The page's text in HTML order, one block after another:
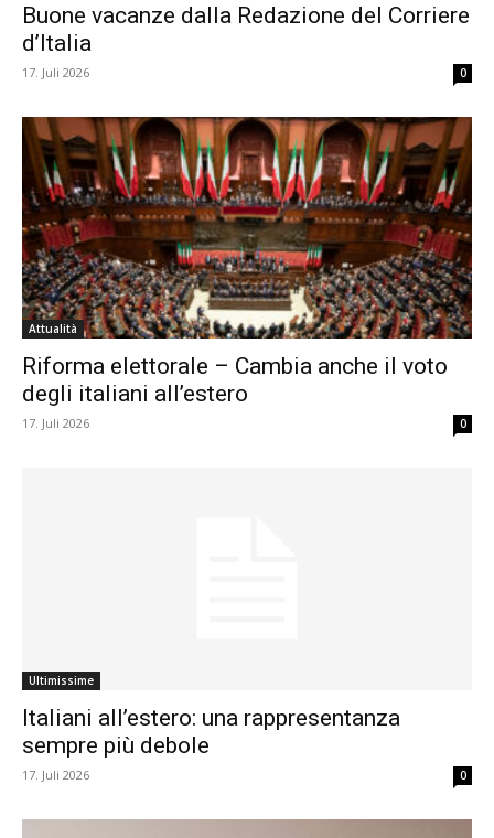
Buone vacanze dalla Redazione del Corriere
d’Italia
17. Juli 2026 0
Attualità
Riforma elettorale – Cambia anche il voto
degli italiani all’estero
17. Juli 2026 0
Ultimissime
Italiani all’estero: una rappresentanza
sempre più debole
17. Juli 2026 0